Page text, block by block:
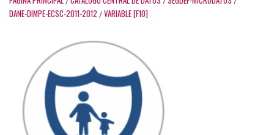
DANE-DIMPE-ECSC-2011-2012 / VARIABLE [F10]